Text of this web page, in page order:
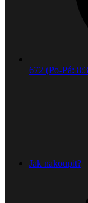
672 (Po-Pá:
Jak nakoupit?